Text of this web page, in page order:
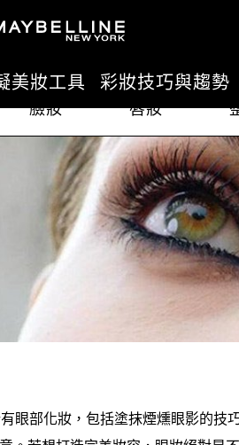
美妝工具 彩妝技巧與趨勢
臉妝 唇妝
眼部化妝，包括塗抹煙燻眼影的技